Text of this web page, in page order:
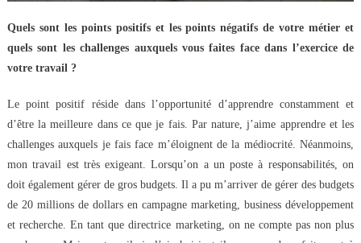
Quels sont les points positifs et les points négatifs de votre métier et
quels sont les challenges auxquels vous faites face dans l’exercice de
votre travail ?
Le point positif réside dans l’opportunité d’apprendre constamment et
d’être la meilleure dans ce que je fais. Par nature, j’aime apprendre et les
challenges auxquels je fais face m’éloignent de la médiocrité. Néanmoins,
mon travail est très exigeant. Lorsqu’on a un poste à responsabilités, on
doit également gérer de gros budgets. Il a pu m’arriver de gérer des budgets
de 20 millions de dollars en campagne marketing, business développement
et recherche. En tant que directrice marketing, on ne compte pas non plus